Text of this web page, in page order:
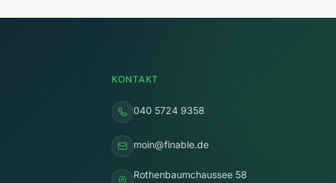
KONTAKT
040 5724 9358
moin@finable.de
Rothenbaumchaussee 58